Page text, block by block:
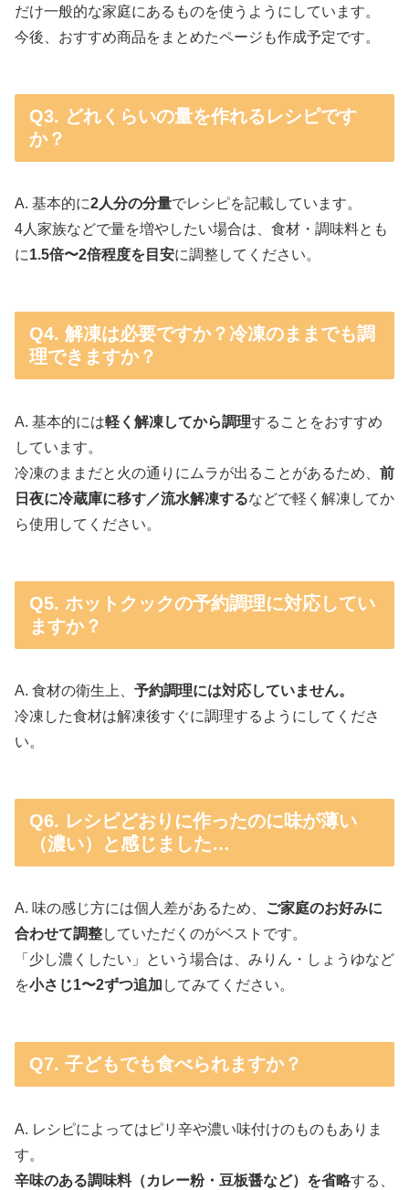
だけ一般的な家庭にあるものを使うようにしています。
今後、おすすめ商品をまとめたページも作成予定です。
Q3. どれくらいの量を作れるレシピです
か？
A. 基本的に2人分の分量でレシピを記載しています。
4人家族などで量を増やしたい場合は、食材・調味料とも
に1.5倍〜2倍程度を目安に調整してください。
Q4. 解凍は必要ですか？冷凍のままでも調
理できますか？
A. 基本的には軽く解凍してから調理することをおすすめ
しています。
冷凍のままだと火の通りにムラが出ることがあるため、 前
日夜に冷蔵庫に移す／流水解凍するなどで軽く解凍してか
ら使用してください。
Q5. ホットクックの予約調理に対応してい
ますか？
A. 食材の衛生上、 予約調理には対応していません。
冷凍した食材は解凍後すぐに調理するようにしてくださ
い。
Q6. レシピどおりに作ったのに味が薄い
（濃い）と感じました…
A. 味の感じ方には個人差があるため、
ご家庭のお好みに
合わせて調整していただくのがベストです。
「少し濃くしたい」という場合は、みりん・しょうゆなど
を小さじ1〜2ずつ追加 してみてください。
Q7. 子どもでも食べられますか？
A. レシピによってはピリ辛や濃い味付けのものもありま
す。
辛味のある調味料（カレー粉・豆板醤など）を省略する、